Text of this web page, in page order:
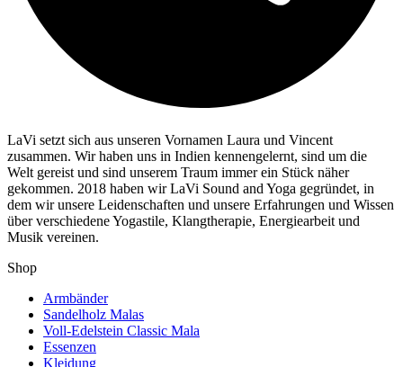
LaVi setzt sich aus unseren Vornamen Laura und Vincent
zusammen. Wir haben uns in Indien kennengelernt, sind um die
Welt gereist und sind unserem Traum immer ein Stück näher
gekommen. 2018 haben wir LaVi Sound and Yoga gegründet, in
dem wir unsere Leidenschaften und unsere Erfahrungen und Wissen
über verschiedene Yogastile, Klangtherapie, Energiearbeit und
Musik vereinen.
Shop
Armbänder
Sandelholz Malas
Voll-Edelstein Classic Mala
Essenzen
Kleidung